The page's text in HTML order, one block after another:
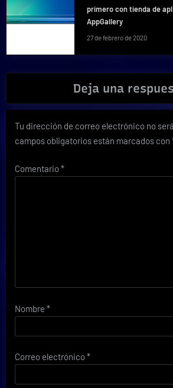
primero con tienda de
AppGallery
27 de febrero de 2020
Deja una
Tu dirección de correo electrónico no
campos obligatorios están marcados con
Comentario*
Nombre *
Correo electrónico*